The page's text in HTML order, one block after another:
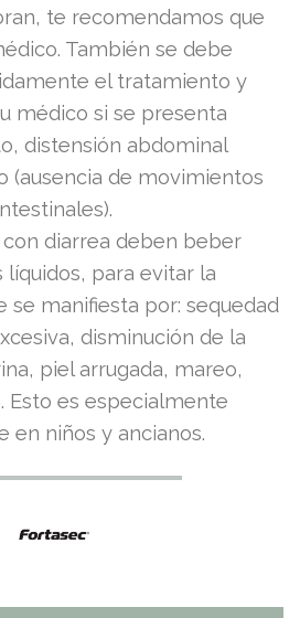
te recomendamos que
También se debe
el tratamiento y
médico si se presenta
distensión abdominal
(ausencia de movimientos
diarrea deben beber
líquidos, para evitar la
se manifiesta por: sequedad
disminución de la
piel arrugada, mareo,
Esto es especialmente
en niños y ancianos.